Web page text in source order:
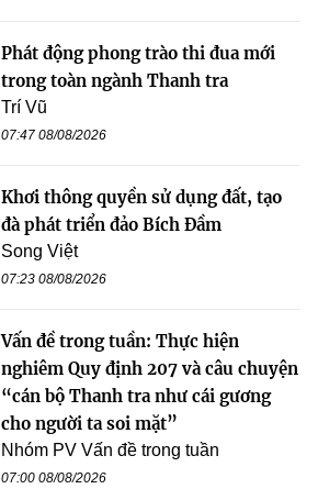
Phát động phong trào thi đua mới
trong toàn ngành Thanh tra
Trí Vũ
07:47 08/08/2026
Khơi thông quyền sử dụng đất, tạo
đà phát triển đảo Bích Đầm
Song Việt
07:23 08/08/2026
Vấn đề trong tuần: Thực hiện
nghiêm Quy định 207 và câu chuyện
“cán bộ Thanh tra như cái gương
cho người ta soi mặt”
Nhóm PV Vấn đề trong tuần
07:00 08/08/2026